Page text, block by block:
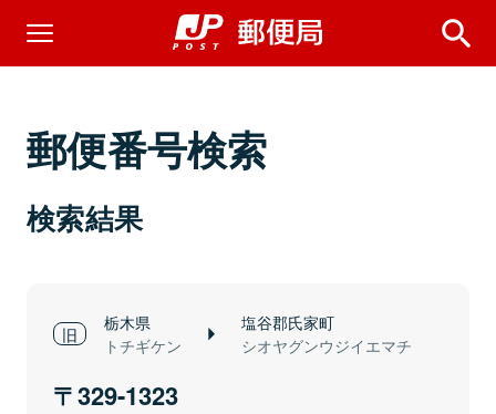
郵便番号検索
検索結果
栃木県
トチギケン
塩谷郡氏家町
シオヤグンウジイエマチ
329-1323